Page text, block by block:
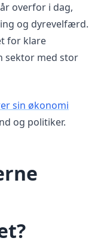
overfor i dag,
og dyrevelfærd.
for klare
sektor med stor
sin økonomi
og politiker.